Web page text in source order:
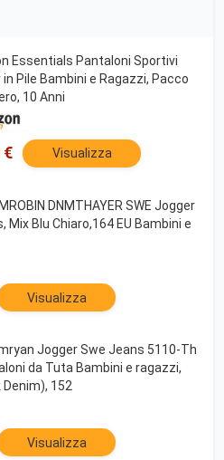
Essentials Pantaloni Sportivi
Pile Bambini e Ragazzi, Pacco
10 Anni
€ Visualizza
DNMTHAYER SWE Jogger
Mix Blu Chiaro,164 EU Bambini e
Visualizza
Jogger Swe Jeans 5110-Th
da Tuta Bambini e ragazzi,
Denim), 152
Visualizza